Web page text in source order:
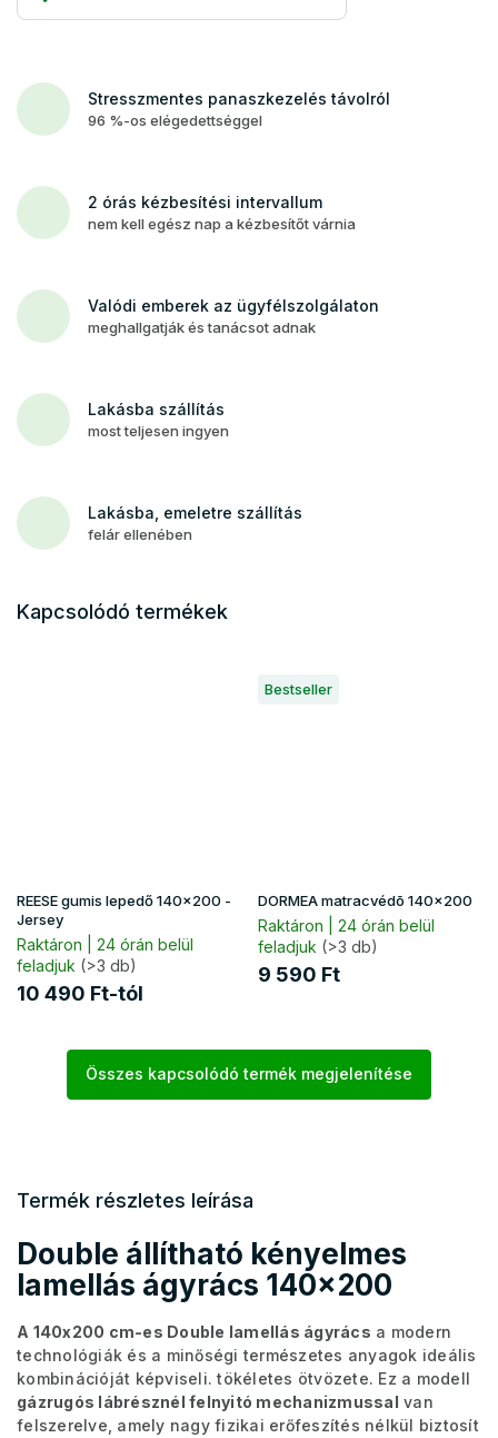
Stresszmentes panaszkezelés távolról
96 %-os elégedettséggel
2 órás kézbesítési intervallum
nem kell egész nap a kézbesítőt várnia
Valódi emberek az ügyfélszolgálaton
meghallgatják és tanácsot adnak
Lakásba szállítás
most teljesen ingyen
Lakásba, emeletre szállítás
felár ellenében
Kapcsolódó termékek
REESE gumis lepedő 140x200 -
Jersey
Raktáron | 24 órán belül
feladjuk (>3 db)
10 490 Ft-tól
Bestseller
DORMEA matracvédõ 140x200
Raktáron | 24 órán belül
feladjuk (>3 db)
9 590 Ft
Összes kapcsolódó termék megjelenítése
Termék részletes leírása
Double állítható kényelmes
lamellás ágyrács 140x200
A 140x200 cm-es Double lamellás ágyrács a modern
technológiák és a minőségi természetes anyagok ideális
kombinációját képviseli. tökéletes ötvözete. Ez a modell
gázrugós lábrésznél felnyitó mechanizmussal van
felszerelve, amely nagy fizikai erőfeszítés nélkül biztosít